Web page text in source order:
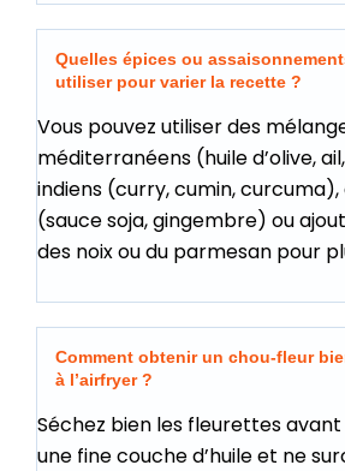
Quelles épices ou
utiliser pour varier la recette ?
Vous pouvez utiliser des
méditerranéens (huile d’olive,
indiens (curry, cumin, curcuma),
(sauce soja, gingembre) ou
des noix ou du parmesan pour
Comment obtenir un chou-fleur
à l’airfryer ?
Séchez bien les fleurettes avant
une fine couche d’huile et ne